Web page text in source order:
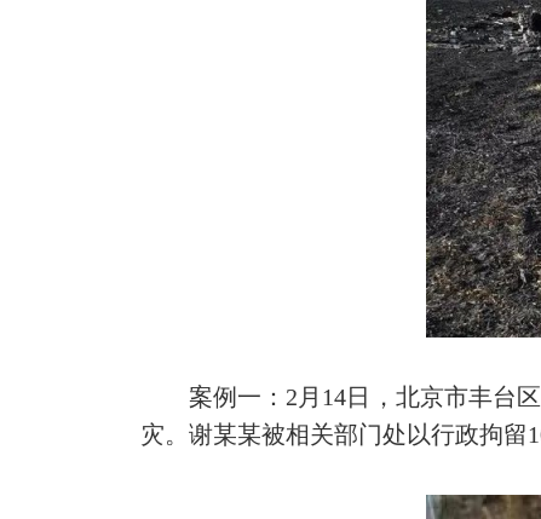
案例一：2月14日，北京市丰台区
灾。谢某某被相关部门处以行政拘留